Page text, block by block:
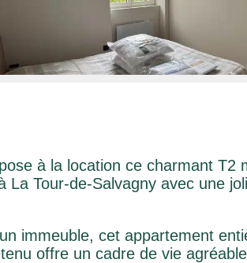
à la location ce charmant T2
La Tour-de-Salvagny avec une
immeuble, cet appartement
offre un cadre de vie